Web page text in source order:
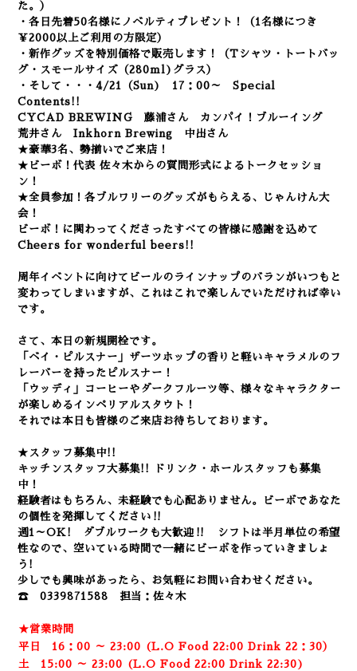
た。）
・ 各日先着50名様にノベルティプレゼント！（1名様につき
￥2000以上ご利用の方限定）
・新作グッズを特別価格で販売します！（Tシャツ・トートバッ
グ・スモールサイズ（280ml)グラス）
・そして・・・ 4/21（Sun) 17：00～ Special
Contents!!
CYCAD BREWING 藤浦さん
カンパイ！ブルーイング
荒井さん Inkhorn Brewing 中出さん
★豪華3名、勢揃いでご来店！
★ビーボ！代表 佐々木からの質問形式によるトークセッショ
ン！
★全員参加！各ブルワリーのグッズがもらえる、じゃんけん大
会！
ビーボ！に関わってくださったすべての皆様に感謝を込めて
Cheers for wonderful beers!!
周年イベントに向けてビールのラインナップのバランがいつもと
変わってしまいますが、これはこれで楽しんでいただければ幸い
です。
さて、本日の新規開栓です。
「ベイ・ピルスナー」ザーツホップの香りと軽いキャラメルのフ
レーバーを持ったピルスナー！
「ウッディ」コーヒーやダークフルーツ等、様々なキャラクター
が楽しめるインペリアルスタウト！
それでは本日も皆様のご来店お待ちしております。
★スタッフ募集中!!
キッチンスタッフ大募集!! ドリンク・ホールスタッフも募集
中！
経験者はもちろん、未経験でも心配ありません。
ビーボであなた
の個性を発揮してください‼
週1～OK! ダブルワークも大歓迎‼ シフトは半月単位の希望
性なので、空いている時間で一緒にビーボを作っていきましょ
う!
少しでも興味があったら、お気軽にお問い合わせください。
☎ 0339871588 担当：佐々木
★営業時間
平日 16：00 ～ 23:00 (L.O Food 22:00 Drink 22：30）
土 15:00 ～ 23:00 (L.O Food 22:00 Drink 22:30)